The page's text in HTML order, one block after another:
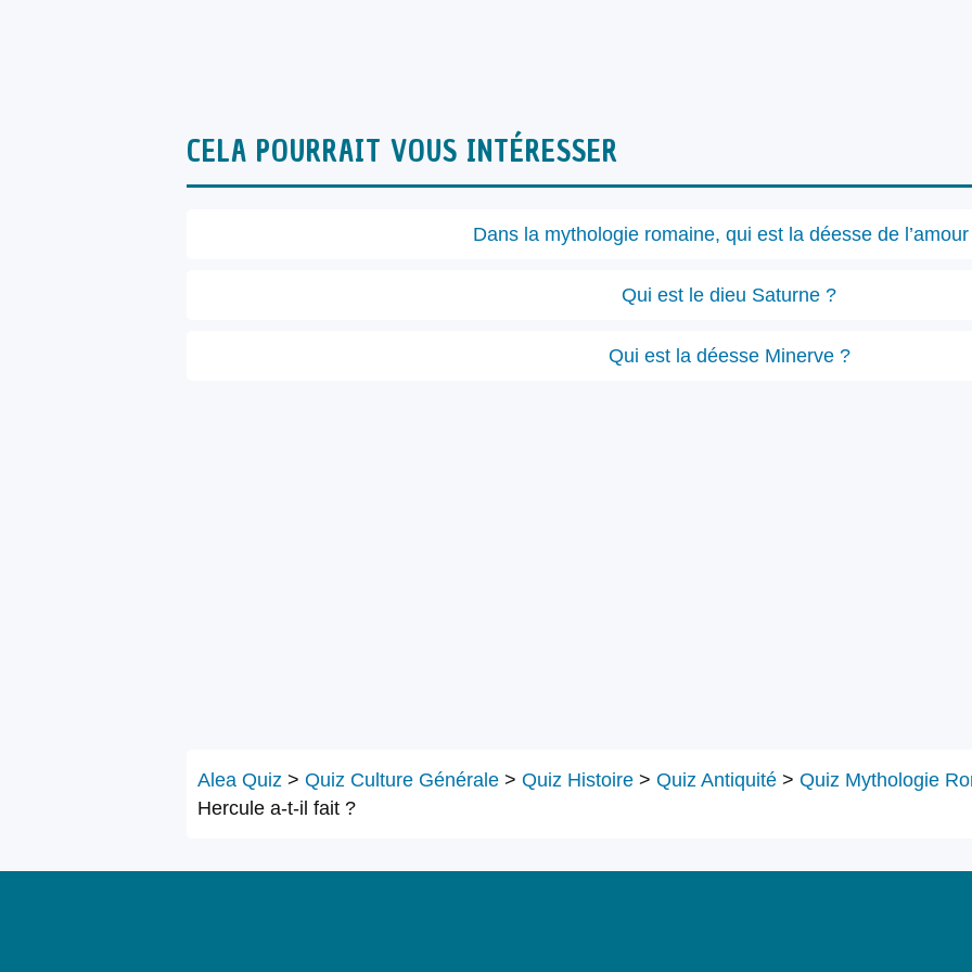
CELA POURRAIT VOUS INTÉRESSER
Dans la mythologie romaine, qui est la déesse de
Qui est le dieu Saturne ?
Qui est la déesse Minerve ?
Alea Quiz > Quiz Culture Générale > Quiz Histoire > Quiz Antiquité > Quiz Mythologie
Hercule a-t-il fait ?